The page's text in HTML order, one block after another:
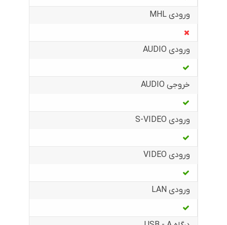
ورودی MHL
ورودی AUDIO
خروجی AUDIO
ورودی S-VIDEO
ورودی VIDEO
ورودی LAN